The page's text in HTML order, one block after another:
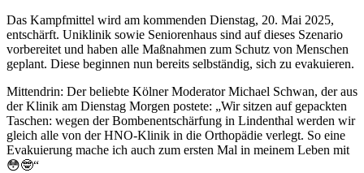
Das Kampfmittel wird am kommenden Dienstag, 20. Mai 2025,
entschärft. Uniklinik sowie Seniorenhaus sind auf dieses Szenario
vorbereitet und haben alle Maßnahmen zum Schutz von Menschen
geplant. Diese beginnen nun bereits selbständig, sich zu evakuieren.
Mittendrin: Der beliebte Kölner Moderator Michael Schwan, der aus
der Klinik am Dienstag Morgen postete: „Wir sitzen auf gepackten
Taschen: wegen der Bombenentschärfung in Lindenthal werden wir
gleich alle von der HNO-Klinik in die Orthopädie verlegt. So eine
Evakuierung mache ich auch zum ersten Mal in meinem Leben mit
😳🤓“